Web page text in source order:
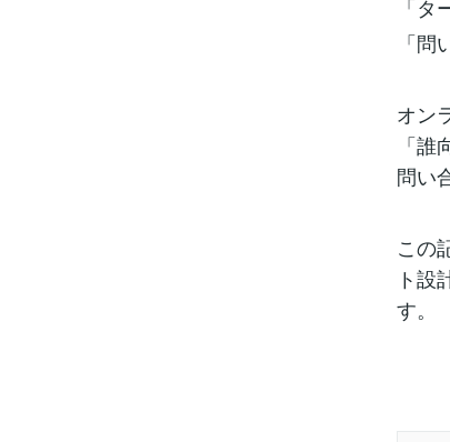
「
「
オン
「
問い
この
ト設
す。